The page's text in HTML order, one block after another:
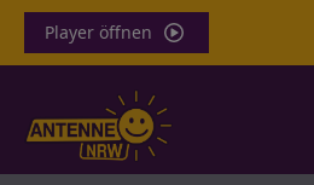
Player öffnen